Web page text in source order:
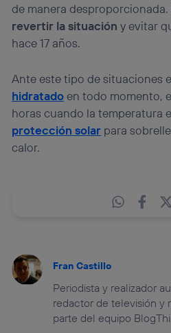
de manera
revertir la situación y evitar
hace 17 años.
Ante este tipo de situaciones
hidratadoen todo momento,
horas cuando la temperatura
protección solar para
calor.
Fran Castillo
Periodista y realizador
redactor de televisión y
parte del equipo